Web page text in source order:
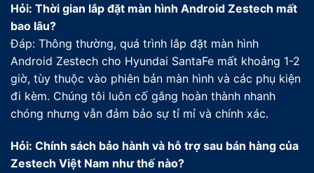
Hỏi: Thời gian lắp đặt màn hình Android Zestech mất
bao lâu?
Đáp: Thông thường, quá trình lắp đặt màn hình
Android Zestech cho Hyundai SantaFe mất khoảng 1-2
giờ, tùy thuộc vào phiên bản màn hình và các phụ kiện
đi kèm. Chúng tôi luôn cố gắng hoàn thành nhanh
chóng nhưng vẫn đảm bảo sự tỉ mỉ và chính xác.
Hỏi: Chính sách bảo hành và hỗ trợ sau bán hàng của
Zestech Việt Nam như thế nào?